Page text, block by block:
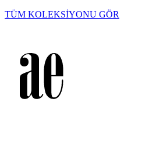
TÜM KOLEKSİYONU GÖR